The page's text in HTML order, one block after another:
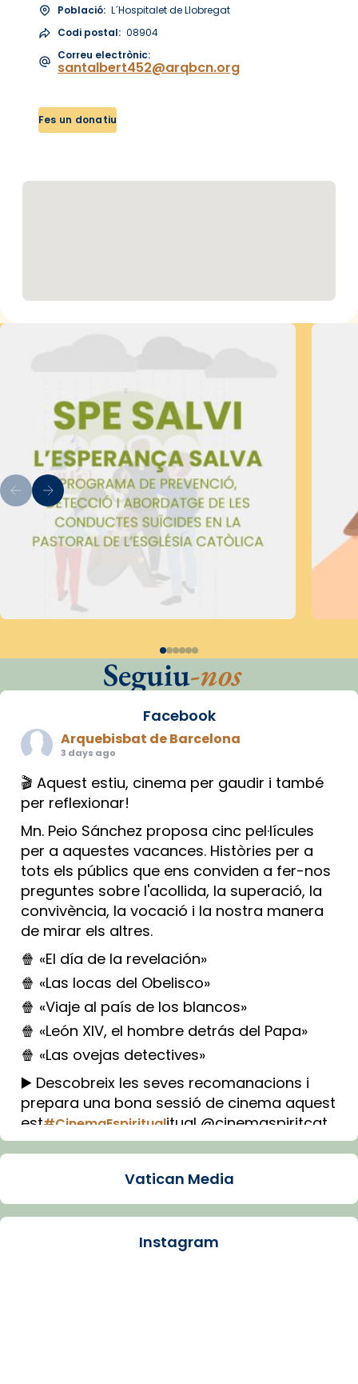
Població: L´Hospitalet de Llobregat
Codi postal: 08904
Correu electrònic:
santalbert452@arqbcn.org
Fes un donatiu
Seguiu-nos
Facebook
Arquebisbat de Barcelona
3 days ago
🎬 Aquest estiu, cinema per gaudir i també
per reflexionar!
Mn. Peio Sánchez proposa cinc pel·lícules
per a aquestes vacances. Històries per a
tots els públics que ens conviden a fer-nos
preguntes sobre l'acollida, la superació, la
convivència, la vocació i la nostra manera
de mirar els altres.
🍿 «El día de la revelación»
🍿 «Las locas del Obelisco»
🍿 «Viaje al país de los blancos»
🍿 «León XIV, el hombre detrás del Papa»
🍿 «Las ovejas detectives»
▶️ Descobreix les seves recomanacions i
prepara una bona sessió de cinema aquest
est#CinemaEspiritualitual @cinemaspiritcat
Imatge: Generada amb IA (OpenAI)
Arquebisbat de Barcelona
Vatican Media
Instagram